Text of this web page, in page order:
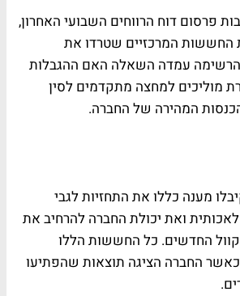
פרסום דוח הרווחים השבועי האחרון,
החששות המרכזיים שטרדו את
עמדה השאלה האם ההגבלות
מוליכים למחצה מתקדמים לסין
המהירה של החברה.
מענה כללו את התחזיות לגבי
ואת יכולת החברה להרחיב את
החדשים. כל החששות הללו
החברה הציגה תוצאות שהפתיעו